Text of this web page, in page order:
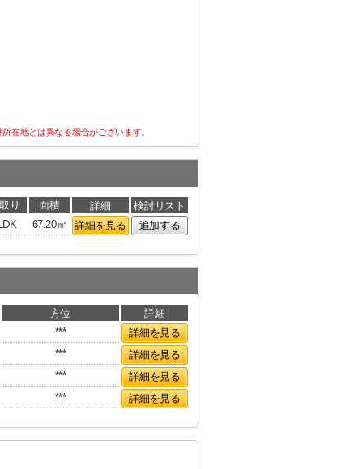
在地とは異なる場合がございます。
り 面積 詳細
検討リスト
67.20㎡ 詳細を見る 追加する
方位
詳細
***
詳細を見る
***
詳細を見る
***
詳細を見る
*** 詳細を見る